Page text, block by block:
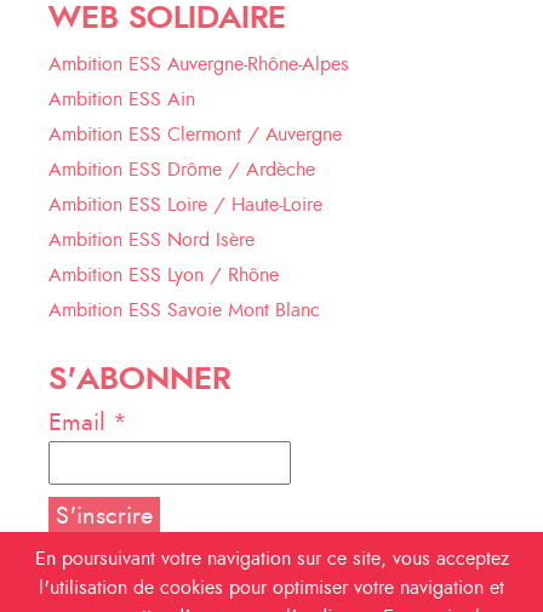
WEB SOLIDAIRE
Ambition ESS Auvergne-Rhône-Alpes
Ambition ESS Ain
Ambition ESS Clermont / Auvergne
Ambition ESS Drôme / Ardèche
Ambition ESS Loire / Haute-Loire
Ambition ESS Nord Isère
Ambition ESS Lyon / Rhône
Ambition ESS Savoie Mont Blanc
S'ABONNER
Email *
NOUS SUIVRE
En poursuivant votre navigation sur ce site, vous acceptez
l'utilisation de cookies pour optimiser votre navigation et